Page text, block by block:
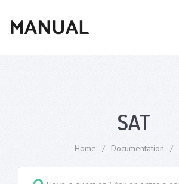
SAT
Home / Documentation /